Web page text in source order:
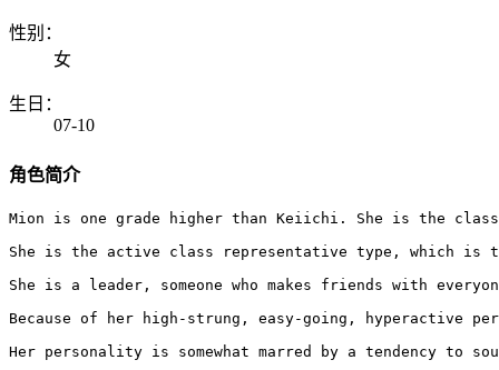
性别：
女
生日：
07-10
角色简介
Mion is one grade higher than Keiichi. She is the
She is the active class representative type, which is
She is a leader, someone who makes friends with
Because of her high-strung, easy-going, hyperactive
Her personality is somewhat marred by a tendency to